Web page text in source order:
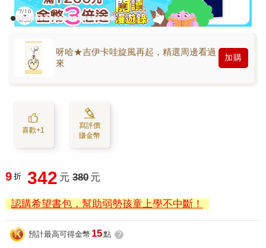
呀哈★吉伊卡哇旋風再起，精選周邊看過
來
加購
喜歡+1
寫評價
賺金幣
9 折 342 元 380 元
認購希望書包，幫助弱勢孩童上學不中斷！
預計最高可得金幣 15點 ?